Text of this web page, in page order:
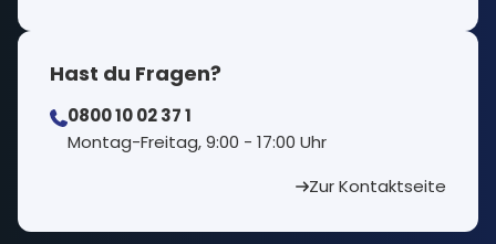
Hast du Fragen?
0800 10 02 37 1
⁠Montag-Freitag, 9:00 - 17:00 Uhr
Zur Kontaktseite